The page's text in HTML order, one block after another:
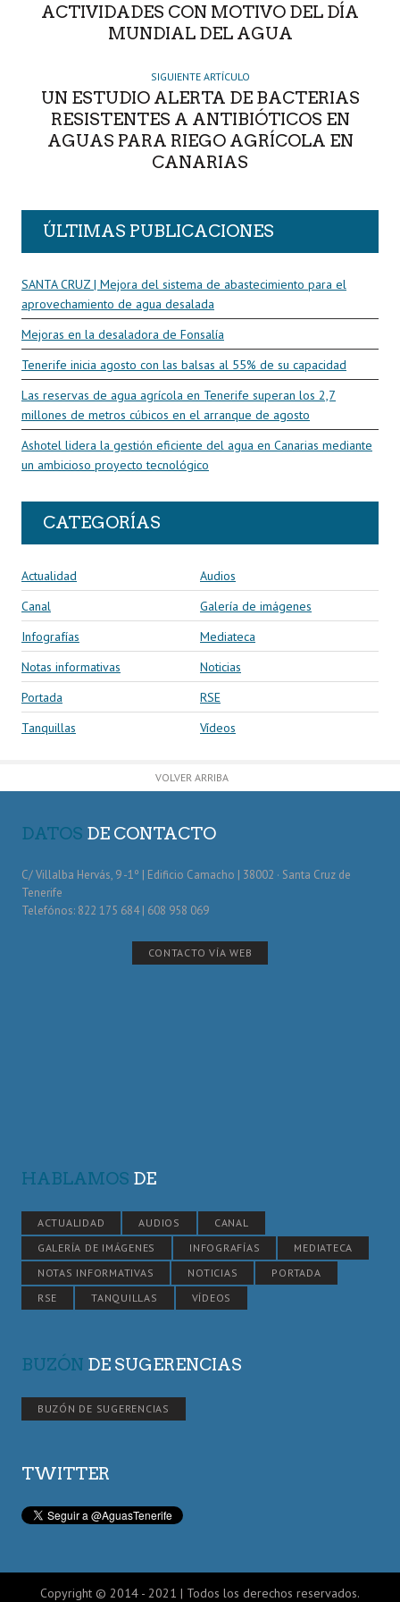
ACTIVIDADES CON MOTIVO DEL DÍA
MUNDIAL DEL AGUA
SIGUIENTE ARTÍCULO
UN ESTUDIO ALERTA DE BACTERIAS
RESISTENTES A ANTIBIÓTICOS EN
AGUAS PARA RIEGO AGRÍCOLA EN
CANARIAS
ÚLTIMAS PUBLICACIONES
SANTA CRUZ | Mejora del sistema de abastecimiento para el
aprovechamiento de agua desalada
Mejoras en la desaladora de Fonsalía
Tenerife inicia agosto con las balsas al 55% de su capacidad
Las reservas de agua agrícola en Tenerife superan los 2,7
millones de metros cúbicos en el arranque de agosto
Ashotel lidera la gestión eficiente del agua en Canarias mediante
un ambicioso proyecto tecnológico
CATEGORÍAS
Actualidad
Audios
Canal
Galería de imágenes
Infografías
Mediateca
Notas informativas
Noticias
Portada
RSE
Tanquillas
Vídeos
VOLVER ARRIBA
DATOS DE CONTACTO
C/ Villalba Hervás, 9 -1º | Edificio Camacho | 38002 · Santa Cruz de
Tenerife
Telefónos: 822 175 684 | 608 958 069
CONTACTO VÍA WEB
HABLAMOS DE
ACTUALIDAD AUDIOS
CANAL
GALERÍA DE IMÁGENES
INFOGRAFÍAS
MEDIATECA
NOTAS INFORMATIVAS
NOTICIAS
PORTADA
RSE
TANQUILLAS VÍDEOS
BUZÓN DE SUGERENCIAS
BUZÓN DE SUGERENCIAS
TWITTER
Copyright © 2014 - 2021 | Todos los derechos reservados.